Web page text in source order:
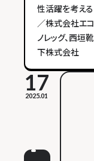
性活躍を考える
／株式会社エコ
ノレッグ、西垣靴
下株式会社
17
2025.01